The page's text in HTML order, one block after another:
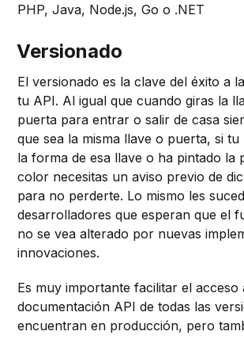
PHP, Java, Node.js, Go o .NET
Versionado
El versionado es la clave del éxito a
tu API. Al igual que cuando giras la
puerta para entrar o salir de casa
que sea la misma llave o puerta, si tu
la forma de esa llave o ha pintado la
color necesitas un aviso previo de
para no perderte. Lo mismo les
desarrolladores que esperan que el
no se vea alterado por nuevas
innovaciones.
Es muy importante facilitar el acceso
documentación API de todas las
encuentran en producción, pero